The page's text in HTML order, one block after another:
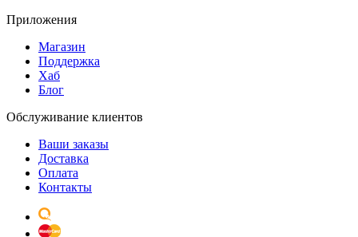
Приложения
Магазин
Поддержка
Хаб
Блог
Обслуживание клиентов
Ваши заказы
Доставка
Оплата
Контакты